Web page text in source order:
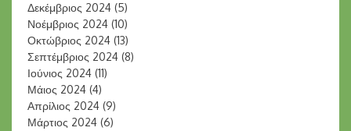
Δεκέμβριος 2024 (5)
Νοέμβριος 2024 (10)
Οκτώβριος 2024 (13)
Σεπτέμβριος 2024 (8)
Ιούνιος 2024 (11)
Μάιος 2024 (4)
Απρίλιος 2024 (9)
Μάρτιος 2024 (6)